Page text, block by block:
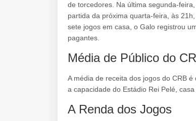
de torcedores. Na última segunda-
partida da próxima quarta-feira, às
sete jogos em casa, o Galo registrou
pagantes.
Média de Público do
A média de receita dos jogos do CRB
a capacidade do Estádio Rei Pelé,
A Renda dos Jogos